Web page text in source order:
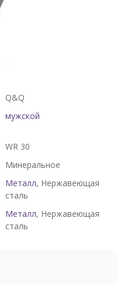
Q&Q
мужской
WR 30
Минеральное
Металл, Нержавеющая
сталь
Металл, Нержавеющая
сталь